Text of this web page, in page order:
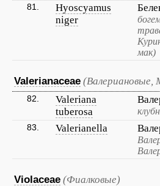
81.
Hyoscyamus
niger
мак)
Valerianaceae (Валериановые,
82.
Valeriana
tuberosa
83. Valerianella
Violaceae (Фиалковые)